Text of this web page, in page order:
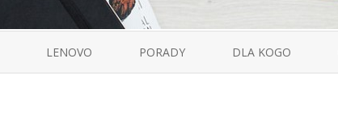
LENOVO PORADY DLA KOGO